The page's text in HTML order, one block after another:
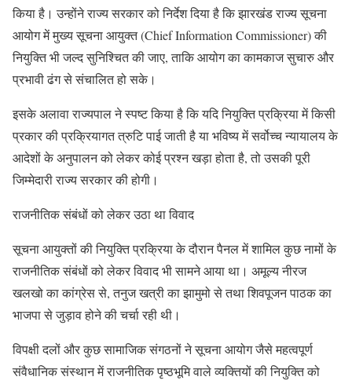
किया है। उन्होंने राज्य सरकार को निर्देश दिया है कि झारखंड राज्य सूचना
आयोग में मुख्य सूचना आयुक्त (Chief Information Commissioner) की
नियुक्ति भी जल्द सुनिश्चित की जाए, ताकि आयोग का कामकाज सुचारु और
प्रभावी ढंग से संचालित हो सके।
इसके अलावा राज्यपाल ने स्पष्ट किया है कि यदि नियुक्ति प्रक्रिया में किसी
प्रकार की प्रक्रियागत त्रुटि पाई जाती है या भविष्य में सर्वोच्च न्यायालय के
आदेशों के अनुपालन को लेकर कोई प्रश्न खड़ा होता है, तो उसकी पूरी
जिम्मेदारी राज्य सरकार की होगी।
राजनीतिक संबंधों को लेकर उठा था विवाद
सूचना आयुक्तों की नियुक्ति प्रक्रिया के दौरान पैनल में शामिल कुछ नामों के
राजनीतिक संबंधों को लेकर विवाद भी सामने आया था। अमूल्य नीरज
खलखो का कांग्रेस से, तनुज खत्री का झामुमो से तथा शिवपूजन पाठक का
भाजपा से जुड़ाव होने की चर्चा रही थी।
विपक्षी दलों और कुछ सामाजिक संगठनों ने सूचना आयोग जैसे महत्वपूर्ण
संवैधानिक संस्थान में राजनीतिक पृष्ठभूमि वाले व्यक्तियों की नियुक्ति को